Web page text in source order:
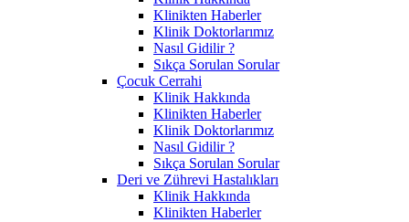
Klinikten Haberler
Klinik Doktorlarımız
Nasıl Gidilir ?
Sıkça Sorulan Sorular
Çocuk Cerrahi
Klinik Hakkında
Klinikten Haberler
Klinik Doktorlarımız
Nasıl Gidilir ?
Sıkça Sorulan Sorular
Deri ve Zührevi Hastalıkları
Klinik Hakkında
Klinikten Haberler